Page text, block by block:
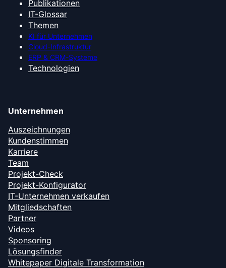
Publikationen
IT-Glossar
Themen
KI für Unternehmen
Cloud-Infrastruktur
ERP & CRM-Systeme
Technologien
Unternehmen
Auszeichnungen
Kundenstimmen
Karriere
Team
Projekt-Check
Projekt-Konfigurator
IT-Unternehmen verkaufen
Mitgliedschaften
Partner
Videos
Sponsoring
Lösungsfinder
Whitepaper Digitale Transformation